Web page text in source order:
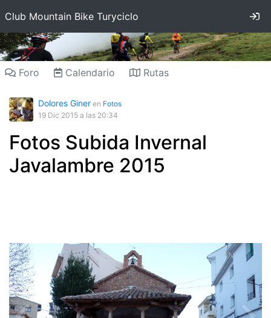
Club Mountain Bike Turyciclo
Foro Calendario Rutas
Dolores Giner en Fotos
19 Dic 2015 a las 20:34
Fotos Subida Invernal
Javalambre 2015